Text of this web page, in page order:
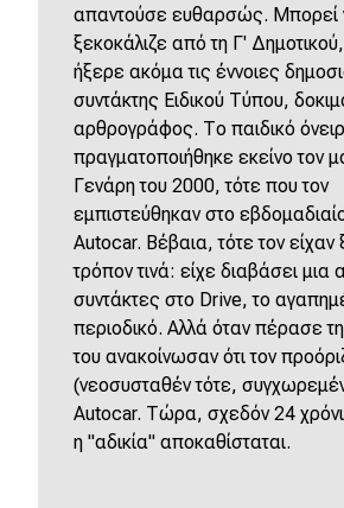
απαντούσε ευθαρσώς. Μπορεί
ξεκοκάλιζε από τη Γ'
ήξερε ακόμα τις έννοιες
συντάκτης Ειδικού Τύπου,
αρθρογράφος. Το παιδικό
πραγματοποιήθηκε εκείνο τον
Γενάρη του 2000, τότε που τον
εμπιστεύθηκαν στο
Autocar. Βέβαια, τότε τον είχαν
τρόπον τινά: είχε διαβάσει μια
συντάκτες στο Drive, το
περιοδικό. Αλλά όταν πέρασε
του ανακοίνωσαν ότι τον
(νεοσυσταθέν τότε,
Autocar. Τώρα, σχεδόν 24
η "αδικία" αποκαθίσταται.